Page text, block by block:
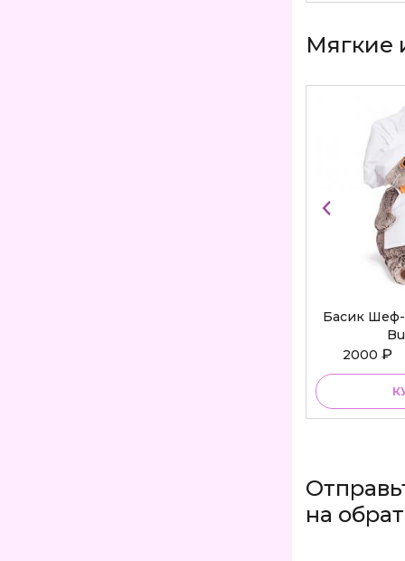
Мягкие
Басик
2000₽
на